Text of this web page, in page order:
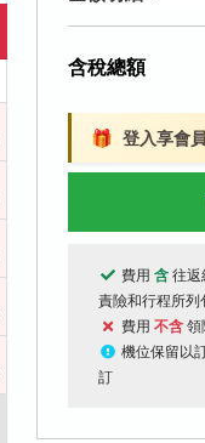
含稅總額
🎁 登入享會
費用 含 往返
責險和行程所列
費用 不含 領
機位保留以
訂